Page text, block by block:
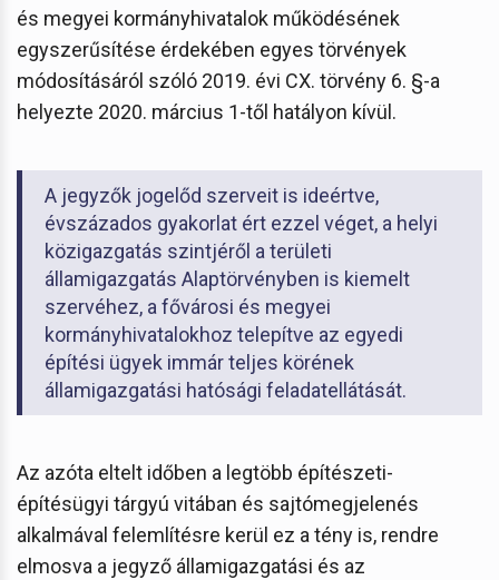
és megyei kormányhivatalok működésének
egyszerűsítése érdekében egyes törvények
módosításáról szóló 2019. évi CX. törvény 6. §-a
helyezte 2020. március 1-től hatályon kívül.
A jegyzők jogelőd szerveit is ideértve,
évszázados gyakorlat ért ezzel véget, a helyi
közigazgatás szintjéről a területi
államigazgatás Alaptörvényben is kiemelt
szervéhez, a fővárosi és megyei
kormányhivatalokhoz telepítve az egyedi
építési ügyek immár teljes körének
államigazgatási hatósági feladatellátását.
Az azóta eltelt időben a legtöbb építészeti-
építésügyi tárgyú vitában és sajtómegjelenés
alkalmával felemlítésre kerül ez a tény is, rendre
elmosva a jegyző államigazgatási és az